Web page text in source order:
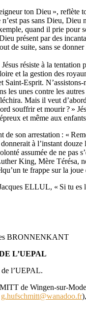
ton Dieu », reflète
pas sans Dieu,
quand il prie
présent par des
de suite, sans se
résiste à la
et la gestion des
Esprit.
les unes contre les
Mais il veut
souffrir et mourir ? »
et même aux
son arrestation : «
à l’instant
assumée de ne pas
King, Mère Térésa,
te frappe sur la
ELLUL, « Si tu es
BRONNENKANT
L’UEPAL
de l’UEPAL.
de Wingen-sur-
g.hufschmitt@wanadoo.fr),